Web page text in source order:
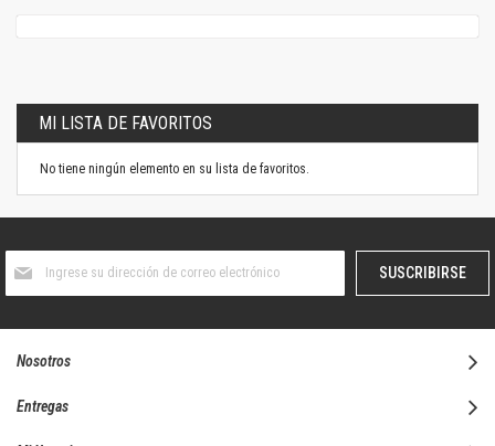
MI LISTA DE FAVORITOS
No tiene ningún elemento en su lista de favoritos.
boletín
SUSCRIBIRSE
Nosotros
Entregas